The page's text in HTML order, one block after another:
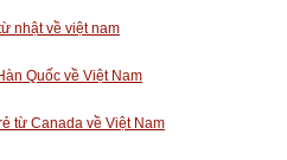
nhật về việt nam
Quốc về Việt Nam
từ Canada về Việt Nam